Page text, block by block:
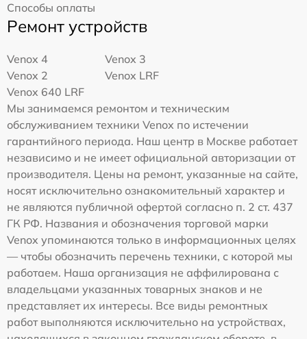
Способы оплаты
Ремонт устройств
Venox 4
Venox 3
Venox 2
Venox LRF
Venox 640 LRF
Мы занимаемся ремонтом и техническим
обслуживанием техники Venox по истечении
гарантийного периода. Наш центр в Москве работает
независимо и не имеет официальной авторизации от
производителя. Цены на ремонт, указанные на сайте,
носят исключительно ознакомительный характер и
не являются публичной офертой согласно п. 2 ст. 437
ГК РФ. Названия и обозначения торговой марки
Venox упоминаются только в информационных целях
— чтобы обозначить перечень техники, с которой мы
работаем. Наша организация не аффилирована с
владельцами указанных товарных знаков и не
представляет их интересы. Все виды ремонтных
работ выполняются исключительно на устройствах,